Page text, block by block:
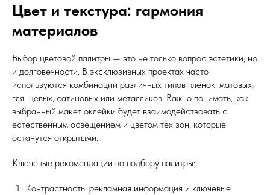
Цвет и текстура: гармония
материалов
Выбор цветовой палитры — это не только вопрос эстетики, но
и долговечности. В эксклюзивных проектах часто
используются комбинации различных типов пленок: матовых,
глянцевых, сатиновых или металликов. Важно понимать, как
выбранный макет оклейки будет взаимодействовать с
естественным освещением и цветом тех зон, которые
останутся открытыми.
Ключевые рекомендации по подбору палитры:
Контрастность: рекламная информация и ключевые